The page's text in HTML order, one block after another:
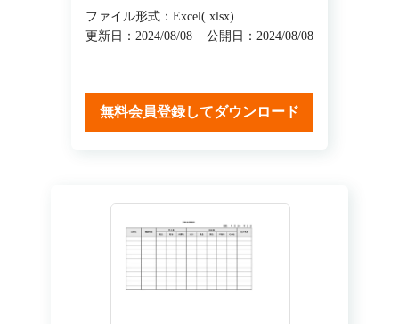
ファイル形式：Excel(.xlsx)
更新日：2024/08/08
公開日：2024/08/08
無料会員登録してダウンロード